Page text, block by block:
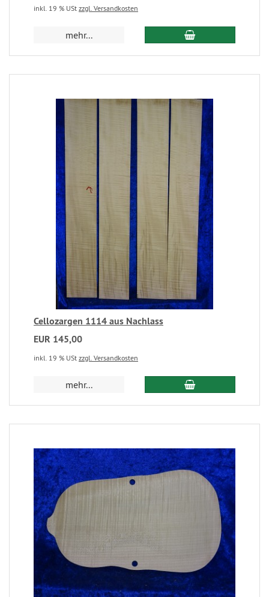
inkl. 19 % USt zzgl. Versandkosten
mehr...
Cellozargen 1114 aus Nachlass
EUR 145,00
inkl. 19 % USt zzgl. Versandkosten
mehr...